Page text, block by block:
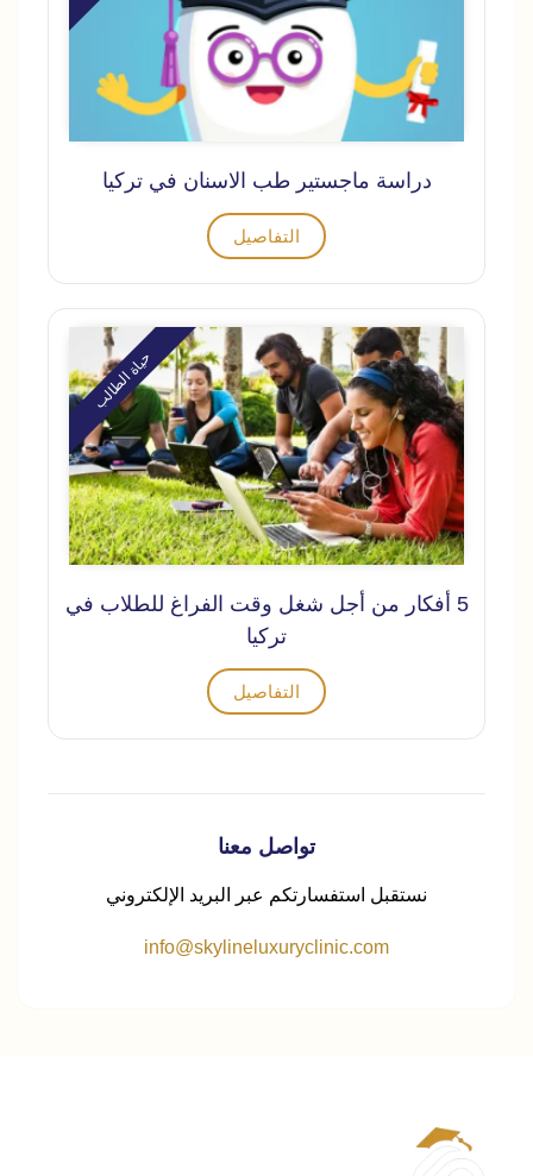
دراسة ماجستير طب الاسنان في تركيا
التفاصيل
حياة الطالب
5 أفكار من أجل شغل وقت الفراغ للطلاب في
تركيا
التفاصيل
تواصل معنا
نستقبل استفسارتكم عبر البريد الإلكتروني
info@skylineluxuryclinic.com